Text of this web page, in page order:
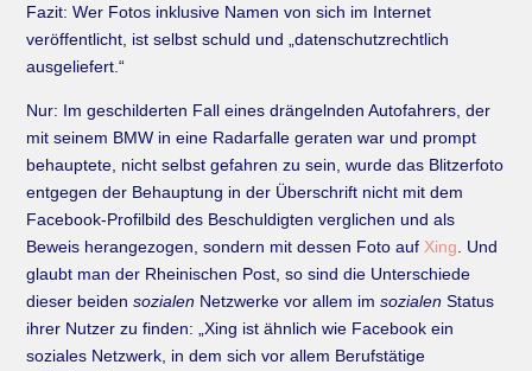
Fazit: Wer Fotos inklusive Namen von sich im Internet
veröffentlicht, ist selbst schuld und „datenschutzrechtlich
ausgeliefert.“
Nur: Im geschilderten Fall eines drängelnden Autofahrers, der
mit seinem BMW in eine Radarfalle geraten war und prompt
behauptete, nicht selbst gefahren zu sein, wurde das Blitzerfoto
entgegen der Behauptung in der Überschrift nicht mit dem
Facebook-Profilbild des Beschuldigten verglichen und als
Beweis herangezogen, sondern mit dessen Foto auf Xing . Und
glaubt man der Rheinischen Post, so sind die Unterschiede
dieser beidensozialen Netzwerke vor allem imsozialen Status
ihrer Nutzer zu finden: „Xing ist ähnlich wie Facebook ein
soziales Netzwerk, in dem sich vor allem Berufstätige